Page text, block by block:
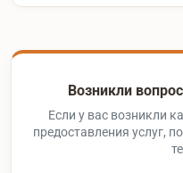
Возникли
Если у вас возникли
предоставления услуг,